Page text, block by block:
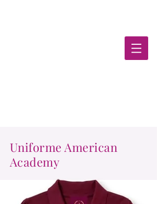
Uniforme American
Academy